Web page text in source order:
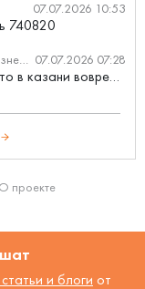
07.07.2026 10:53
740820
Гость 2084, Ботаническая 3 (ПИК, бизнес-класс) 07.07.2026 07:28
проверьте, сдал ли пик хоть чтото в казани вовремя?
О проекте
и блоги от